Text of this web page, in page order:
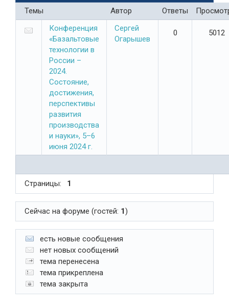
Темы
Автор Ответы
Конференция
«Базальтовые
технологии в
России –
2024.
Состояние,
достижения,
перспективы
развития
производства
и науки», 5–6
июня 2024 г.
Сергей
Огарышев
0 5012
Страницы: 1
Сейчас на форуме (гостей: 1)
есть новые сообщения
нет новых сообщений
тема перенесена
тема прикреплена
тема закрыта